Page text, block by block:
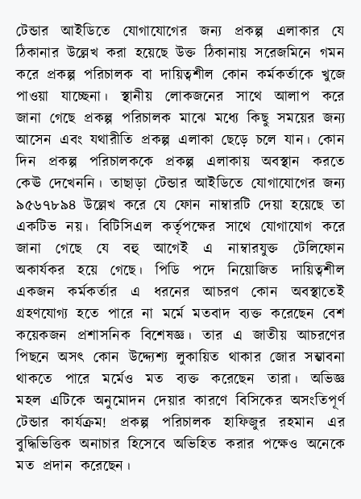
টেন্ডার আইডিতে যোগাযোগের জন্য প্রকল্প এলাকার যে
ঠিকানার উল্লেখ করা হয়েছে উক্ত ঠিকানায় সরেজমিনে গমন
করে প্রকল্প পরিচালক বা দায়িত্বশীল কোন কর্মকর্তাকে খুজে
পাওয়া যাচ্ছেনা। স্থানীয় লোকজনের সাথে আলাপ করে
জানা গেছে প্রকল্প পরিচালক মাঝে মধ্যে কিছু সময়ের জন্য
আসেন এবং যথারীতি প্রকল্প এলাকা ছেড়ে চলে যান। কোন
দিন প্রকল্প পরিচালককে প্রকল্প এলাকায় অবস্থান করতে
কেঊ দেখেননি। তাছাড়া টেন্ডার আইডিতে যোগাযোগের জন্য
৯৫৬৭৮৯৪ উল্লেখ করে যে ফোন নাম্বারটি দেয়া হয়েছে তা
একটিভ নয়। বিটিসিএল কর্তৃপক্ষের সাথে যোগাযোগ করে
জানা গেছে যে বহু আগেই এ নাম্বারযুক্ত টেলিফোন
অকার্যকর হয়ে গেছে। পিডি পদে নিয়োজিত দায়িত্বশীল
একজন কর্মকর্তার এ ধরনের আচরণ কোন অবস্থাতেই
গ্রহণযোগ্য হতে পারে না মর্মে মতবাদ ব্যক্ত করেছেন বেশ
কয়েকজন প্রশাসনিক বিশেষজ্ঞ। তার এ জাতীয় আচরণের
পিছনে অসৎ কোন উদ্দ্যেশ্য লুকায়িত থাকার জোর সম্ভাবনা
থাকতে পারে মর্মেও মত ব্যক্ত করেছেন তারা। অভিজ্ঞ
মহল এটিকে অনুমোদন দেয়ার কারণে বিসিকের অসংতিপূর্ণ
টেন্ডার কার্যক্রম! প্রকল্প পরিচালক হাফিজুর রহমান এর
বুদ্ধিভিত্তিক অনাচার হিসেবে অভিহিত করার পক্ষেও অনেকে
মত প্রদান করেছেন।